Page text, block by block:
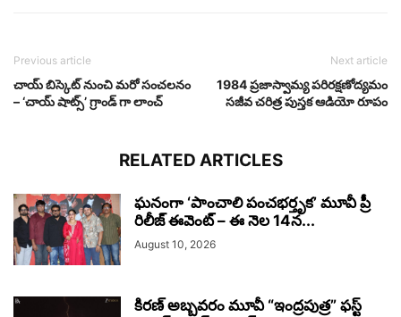
Previous article
చాయ్ బిస్కెట్ నుంచి మరో సంచలనం
– ‘చాయ్ షాట్స్’ గ్రాండ్ గా లాంచ్
Next article
1984 ప్రజాస్వామ్య పరిరక్షణోద్యమం
సజీవ చరిత్ర పుస్తక ఆడియో రూపం
RELATED ARTICLES
ఘనంగా ‘పాంచాలి పంచభర్తృక’ మూవీ ప్రీ
రిలీజ్ ఈవెంట్ – ఈ నెల 14న...
August 10, 2026
కిరణ్ అబ్బవరం మూవీ “ఇంద్రపుత్ర” ఫస్ట్